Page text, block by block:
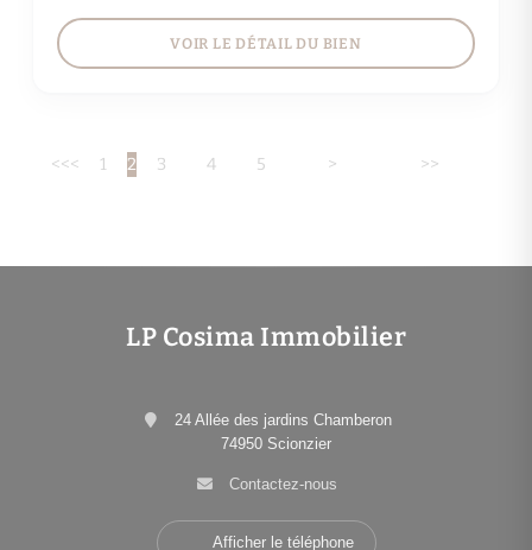
VOIR LE DÉTAIL DU BIEN
<<< 1 2 3 4 5 > >>
LP Cosima Immobilier
24 Allée des jardins Chamberon
74950 Scionzier
Contactez-nous
Afficher le téléphone